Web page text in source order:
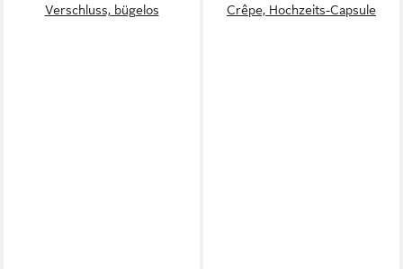
Verschluss, bügelos
Crêpe, Hochzeits-Capsule